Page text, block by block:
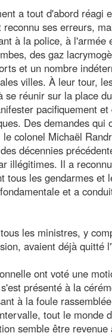
a tout d'abord réagi
ses erreurs,
à la police, à l'armée
des gaz
et un nombre
villes. À leur tour,
se réunir sur la place
pacifiquement
Des demandes qui
colonel Michaël
décennies
illégitimes. Il a
tous les gendarmes
et a
les ministres, y
avaient déjà quitté
ont voté une
présenté à la
à la foule
tout le monde
semble être